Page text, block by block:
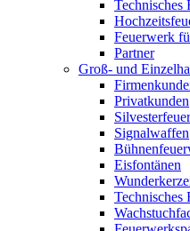
Technisches
Feuerwerk
Partner
Groß- und
Privatkunden
Signalwaffen
Eisfontänen
Technisches